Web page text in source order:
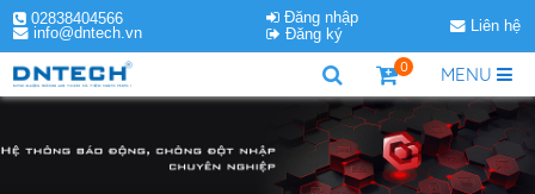
02838404566
info@dntech.vn
Đăng nhập
Đăng ký
Liên hệ
MENU
0